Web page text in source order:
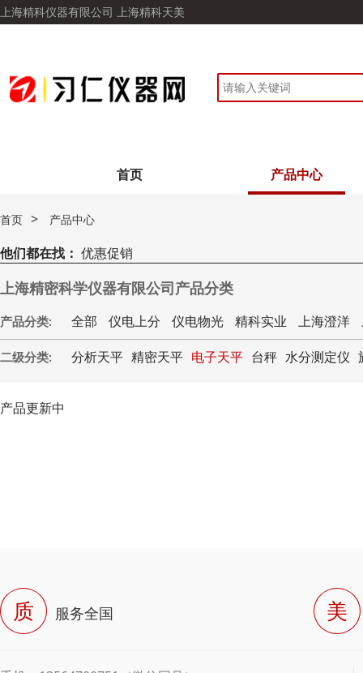
上海精科仪器有限公司 上海精科天美
首页 产品中心
首页 > 产品中心
他们都在找： 优惠促销
上海精密科学仪器有限公司产品分类
产品分类: 全部 仪电上分 仪电物光 精科实业 上海澄洋
二级分类: 分析天平 精密天平 电子天平 台秤 水分测定仪
产品更新中
质 服务全国 美